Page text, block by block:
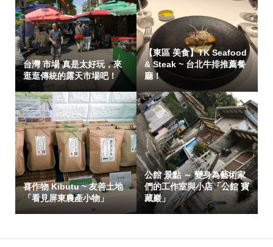
台灣 市場 真是太好玩，來
逛逛傳統的露天市場吧！
【東區 美食】TK Seafood
& Steak ~ 台北牛排推薦餐
廳！
喜作物 Kibutu ~ 友善土地
「看見屏東農產小物」
公館 景點 ～ 變身為藝術家
們的工作室與小店「公館 寶
藏巖」